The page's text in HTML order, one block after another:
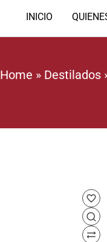
INICIO
Home » Destilados